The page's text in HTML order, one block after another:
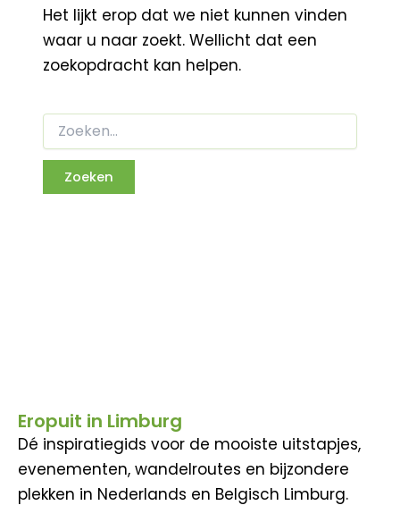
Het lijkt erop dat we niet kunnen vinden
waar u naar zoekt. Wellicht dat een
zoekopdracht kan helpen.
Eropuit in Limburg
Dé inspiratiegids voor de mooiste uitstapjes,
evenementen, wandelroutes en bijzondere
plekken in Nederlands en Belgisch Limburg.